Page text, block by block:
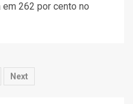
262 por cento no
Next